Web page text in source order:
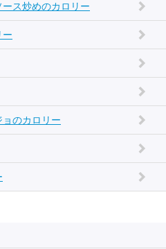
ス炒めのカロリー
ー
のカロリー